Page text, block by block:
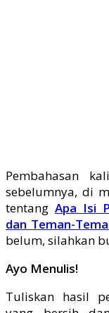
Pembahasan
sebelumnya, di
tentang Apa Isi
dan Teman-
belum, silahkan
Ayo Menulis!
Tuliskan hasil